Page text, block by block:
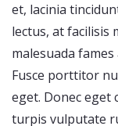
et, lacinia
lectus, at facilisis
malesuada
Fusce porttitor
eget. Donec eget
turpis vulputate